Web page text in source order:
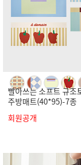
빨아쓰는 소프트 규조
주방매트(40*95)-7종
회원공개